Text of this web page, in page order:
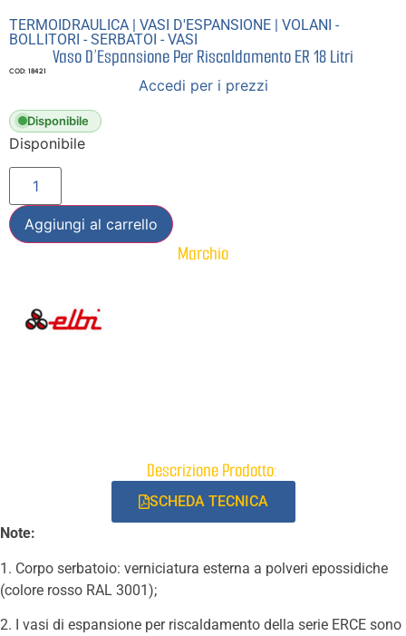
TERMOIDRAULICA | VASI D'ESPANSIONE | VOLANI -
BOLLITORI - SERBATOI - VASI
Vaso D’Espansione Per Riscaldamento ER 18 Litri
COD: 18421
Accedi per i prezzi
Disponibile
Disponibile
Aggiungi al carrello
Marchio
Descrizione Prodotto:
SCHEDA TECNICA
Note:
1. Corpo serbatoio: verniciatura esterna a polveri epossidiche
(colore rosso RAL 3001);
2. I vasi di espansione per riscaldamento della serie ERCE sono